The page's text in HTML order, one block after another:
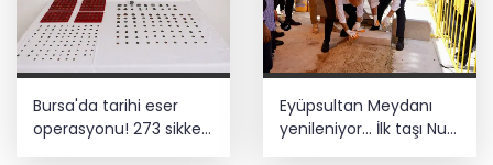
Bursa'da tarihi eser
operasyonu! 273 sikke
ve 18 obje ele geçirildi
Eyüpsultan Meydanı
yenileniyor... İlk taşı Nuri
Aslan koydu